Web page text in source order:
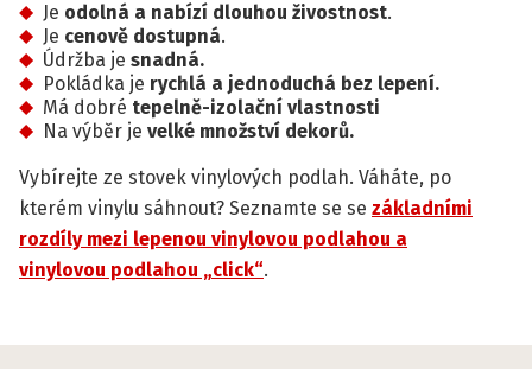
Je odolná a nabízí dlouhou živostnost.
Je cenově dostupná.
Údržba je snadná.
Pokládka je rychlá a jednoduchá bez lepení.
Má dobré tepelně-izolační vlastnosti
Na výběr je velké množství dekorů.
Vybírejte ze stovek vinylových podlah. Váháte, po
kterém vinylu sáhnout? Seznamte se se základními
rozdíly mezi lepenou vinylovou podlahou a
vinylovou podlahou „click“.